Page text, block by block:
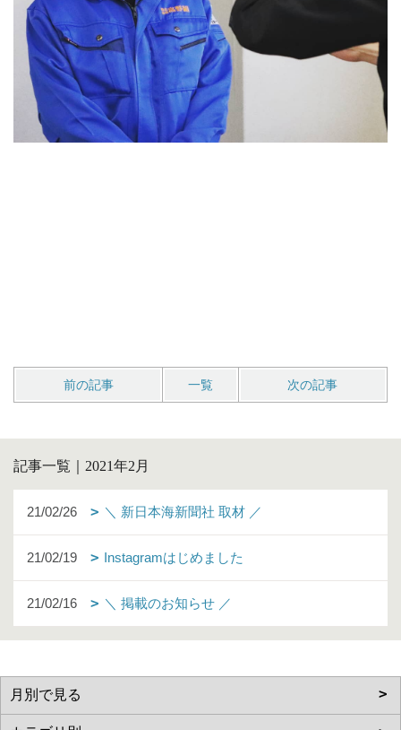
前の記事 一覧 次の記事
記事一覧｜2021年2月
21/02/26 ＼ 新日本海新聞社 取材 ／
21/02/19 Instagramはじめました
21/02/16 ＼ 掲載のお知らせ ／